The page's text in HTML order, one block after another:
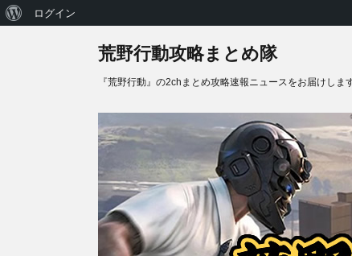
荒野行動攻略まとめ隊
『荒野行動』の2chまとめ攻略速報ニュースをお届けしま
WordPress
ログイン